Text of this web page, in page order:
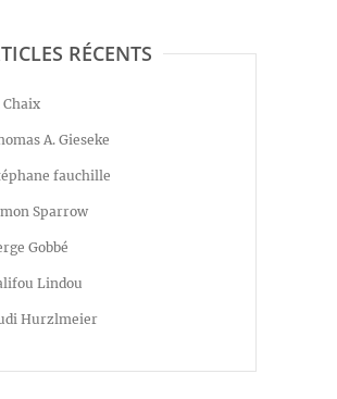
RÉCENTS
Chaix
A. Gieseke
fauchille
Sparrow
Gobbé
Lindou
Hurzlmeier